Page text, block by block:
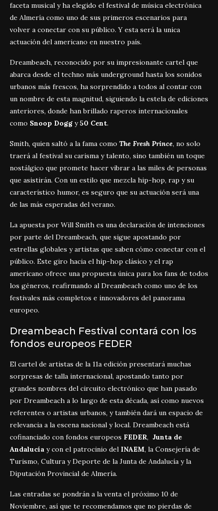
faceta musical y ha elegido el festival de música electrónica
de Almería como uno de sus primeros escenarios para
volver a conectar con su público. Y esta será la unica
actuación del americano en nuestro país.
Dreambeach, reconocido por su impresionante cartel que
abarca desde el techno más underground hasta los sonidos
urbanos más frescos, ha sorprendido a todos al contar con
un nombre de esta magnitud, siguiendo la estela de ediciones
anteriores, donde han brillado raperos internacionales
como Snoop Dogg y50 Cent.
Smith, quien saltó a la fama como The Fresh Prince, no solo
traerá al festival su carisma y talento, sino también un toque
nostálgico que promete hacer vibrar a las miles de personas
que asistirán. Con un estilo que mezcla hip-hop, rap y su
característico humor, es seguro que su actuación será una
de las más esperadas del verano.
La apuesta por Will Smith es una declaración de intenciones
por parte del Dreambeach, que sigue apostando por
estrellas globales y artistas que saben cómo conectar con el
público. Este giro hacia el hip-hop clásico y el rap
americano ofrece una propuesta única para los fans de todos
los géneros, reafirmando al Dreambeach como uno de los
festivales más completos e innovadores del panorama
europeo.
Dreambeach Festival contará con los
fondos europeos FEDER
El cartel de artistas de la 11a edición presentará muchas
sorpresas de talla internacional, apostando tanto por
grandes nombres del circuito electrónico que han pasado
por Dreambeach a lo largo de esta década, así como nuevos
referentes o artistas urbanos, y también dará un espacio de
relevancia a la escena nacional y local. Dreambeach está
cofinanciado con fondos europeos FEDER, Junta de
Andalucía y con el patrocinio del INAEM, la Consejería de
Turismo, Cultura y Deporte de la Junta de Andalucía y la
Diputación Provincial de Almería.
Las entradas se pondrán a la venta el próximo 10 de
Noviembre, así que te recomendamos que no pierdas de